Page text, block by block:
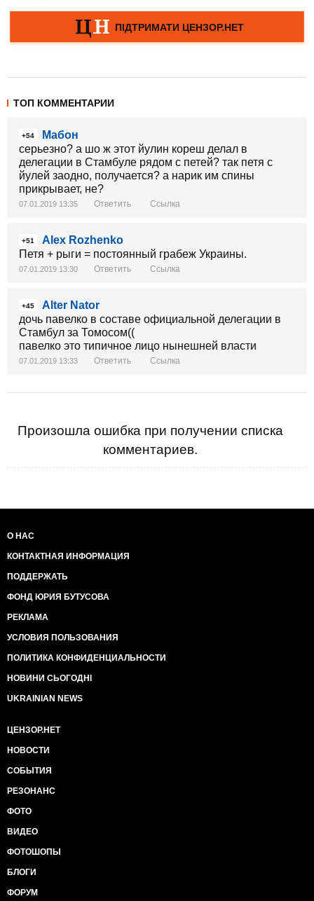
ТОП КОММЕНТАРИИ
+54
Мабон
серьезно? а шо ж этот йулин кореш делал в
делегации в Стамбуле рядом с петей? так петя с
йулей заодно, получается? а нарик им спины
прикрывает, не?
07.01.2019 13:35 Ответить Ссылка
+51
Alex Rozhenko
Петя + рыги = постоянный грабеж Украины.
07.01.2019 13:30 Ответить Ссылка
+45
Alter Nator
дочь павелко в составе официальной делегации в
Стамбул за Томосом((
павелко это типичное лицо нынешней власти
07.01.2019 13:33 Ответить Ссылка
Произошла ошибка при получении списка
комментариев.
О НАС
КОНТАКТНАЯ ИНФОРМАЦИЯ
ПОДДЕРЖАТЬ
ФОНД ЮРИЯ БУТУСОВА
РЕКЛАМА
УСЛОВИЯ ПОЛЬЗОВАНИЯ
ПОЛИТИКА КОНФИДЕНЦИАЛЬНОСТИ
НОВИНИ СЬОГОДНІ
UKRAINIAN NEWS
ЦЕНЗОР.НЕТ
НОВОСТИ
СОБЫТИЯ
РЕЗОНАНС
ФОТО
ВИДЕО
ФОТОШОПЫ
БЛОГИ
ФОРУМ